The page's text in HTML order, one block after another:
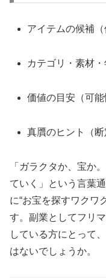
アイテムの候補（
カテゴリ・素材
価値の目安（可能
真贋のヒント（断
「ガラクタか、宝か
ていく」という言葉
に“お宝を探すワクワ
す。副業としてフリ
している方にとって
はないでしょうか。